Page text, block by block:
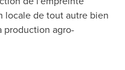
locale de tout autre bien
production agro-